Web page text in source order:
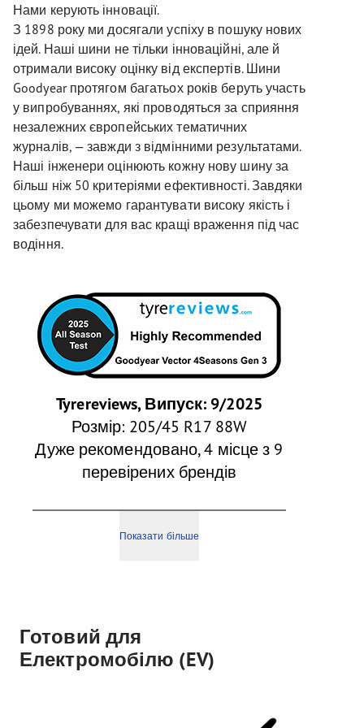
Нами керують інновації.
З 1898 року ми досягали успіху в пошуку нових
ідей. Наші шини не тільки інноваційні, але й
отримали високу оцінку від експертів. Шини
Goodyear протягом багатьох років беруть участь
у випробуваннях, які проводяться за сприяння
незалежних європейських тематичних
журналів, — завжди з відмінними результатами.
Наші інженери оцінюють кожну нову шину за
більш ніж 50 критеріями ефективності. Завдяки
цьому ми можемо гарантувати високу якість і
забезпечувати для вас кращі враження під час
водіння.
Tyrereviews, Випуск: 9/2025
Розмір: 205/45 R17 88W
Дуже рекомендовано, 4 місце з 9
перевірених брендів
Показати більше
Готовий для
Електромобілю (EV)